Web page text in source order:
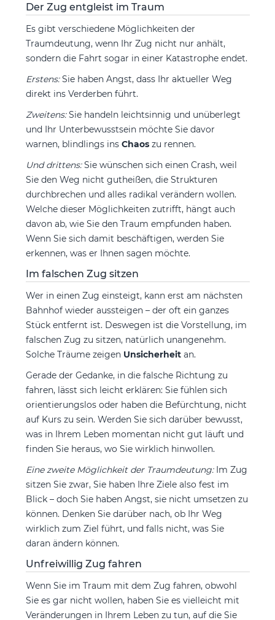
Der Zug entgleist im Traum
Es gibt verschiedene Möglichkeiten der
Traumdeutung, wenn Ihr Zug nicht nur anhält,
sondern die Fahrt sogar in einer Katastrophe endet.
Erstens:Sie haben Angst, dass Ihr aktueller Weg
direkt ins Verderben führt.
Zweitens:Sie handeln leichtsinnig und unüberlegt
und Ihr Unterbewusstsein möchte Sie davor
warnen, blindlings ins Chaos zu rennen.
Und drittens:Sie wünschen sich einen Crash, weil
Sie den Weg nicht gutheißen, die Strukturen
durchbrechen und alles radikal verändern wollen.
Welche dieser Möglichkeiten zutrifft, hängt auch
davon ab, wie Sie den Traum empfunden haben.
Wenn Sie sich damit beschäftigen, werden Sie
erkennen, was er Ihnen sagen möchte.
Im falschen Zug sitzen
Wer in einen Zug einsteigt, kann erst am nächsten
Bahnhof wieder aussteigen – der oft ein ganzes
Stück entfernt ist. Deswegen ist die Vorstellung, im
falschen Zug zu sitzen, natürlich unangenehm.
Solche Träume zeigen Unsicherheit an.
Gerade der Gedanke, in die falsche Richtung zu
fahren, lässt sich leicht erklären: Sie fühlen sich
orientierungslos oder haben die Befürchtung, nicht
auf Kurs zu sein. Werden Sie sich darüber bewusst,
was in Ihrem Leben momentan nicht gut läuft und
finden Sie heraus, wo Sie wirklich hinwollen.
Eine zweite Möglichkeit der Traumdeutung: Im Zug
sitzen Sie zwar, Sie haben Ihre Ziele also fest im
Blick – doch Sie haben Angst, sie nicht umsetzen zu
können. Denken Sie darüber nach, ob Ihr Weg
wirklich zum Ziel führt, und falls nicht, was Sie
daran ändern können.
Unfreiwillig Zug fahren
Wenn Sie im Traum mit dem Zug fahren, obwohl
Sie es gar nicht wollen, haben Sie es vielleicht mit
Veränderungen in Ihrem Leben zu tun, auf die Sie